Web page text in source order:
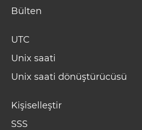
Bülten
UTC
Unix saati
Unix saati dönüştürücüsü
Kişiselleştir
SSS